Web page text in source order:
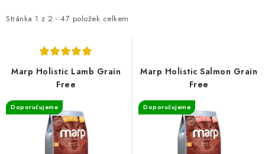
i
r
d
u
Stránka 1 z 2 - 47 položek celkem
e
p
o
d
Marp Holistic Lamb Grain
Free
Doporučujeme
Marp Holistic Salmon Grain
Free
Doporučujeme